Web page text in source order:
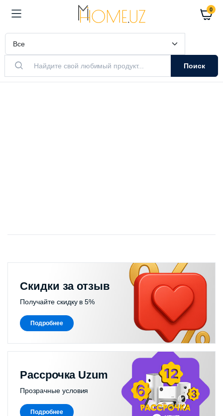
0
Поиск
Скидки за отзыв
Получайте скидку в 5%
Подробнее
Рассрочка Uzum
Прозрачные условия
Подробнее